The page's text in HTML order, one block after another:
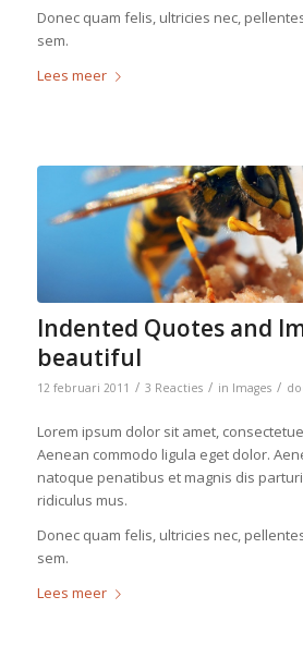
Donec quam felis, ultricies nec,
sem.
Lees meer
Indented Quotes and
beautiful
12 februari 2011 / 3 Reacties / in Images /
Lorem ipsum dolor sit amet,
Aenean commodo ligula eget dolor.
natoque penatibus et magnis dis
ridiculus mus.
Donec quam felis, ultricies nec,
sem.
Lees meer